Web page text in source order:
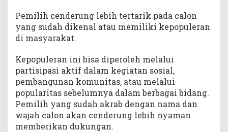
Pemilih cenderung lebih tertarik pada calon
yang sudah dikenal atau memiliki kepopuleran
di masyarakat.
Kepopuleran ini bisa diperoleh melalui
partisipasi aktif dalam kegiatan sosial,
pembangunan komunitas, atau melalui
popularitas sebelumnya dalam berbagai bidang.
Pemilih yang sudah akrab dengan nama dan
wajah calon akan cenderung lebih nyaman
memberikan dukungan.